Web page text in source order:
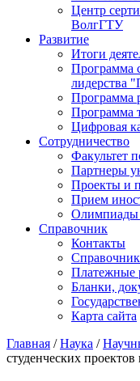
Центр
ВолгГТУ
Развитие
Итоги
Программа
лидерства
Программа
Программа
Цифровая
Сотрудничество
Факультет
Партнеры
Проекты и
Прием
Олимпиады
Справочник
Контакты
Платежные
Бланки,
Карта сайта
Главная /Наука /
студенческих